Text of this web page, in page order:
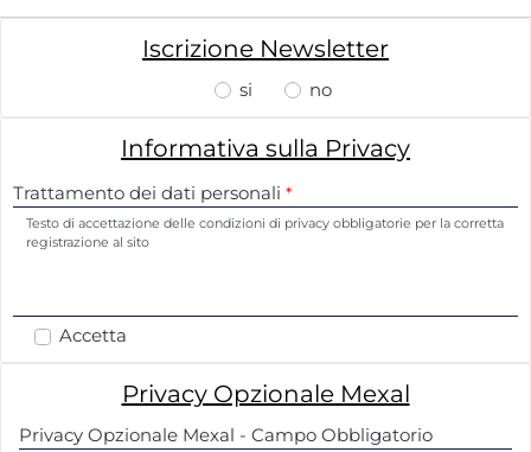
Iscrizione Newsletter
si no
Informativa sulla Privacy
Trattamento dei dati personali *
Trattamento dei dati personali *
Testo di accettazione delle condizioni di privacy obbligatorie per la corretta
registrazione al sito
Accetta
Privacy Opzionale Mexal
Privacy Opzionale Mexal - Campo Obbligatorio
Privacy Opzionale Mexal - Campo Obbligatorio